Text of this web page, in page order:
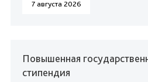
7 августа 2026
Повышенная
стипендия